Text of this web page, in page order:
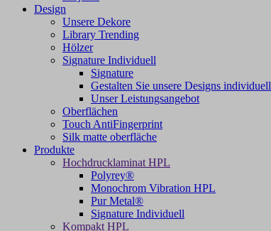
Design
Unsere Dekore
Library Trending
Hölzer
Signature Individuell
Signature
Gestalten Sie unsere Designs individuell
Unser Leistungsangebot
Oberflächen
Touch AntiFingerprint
Silk matte oberfläche
Produkte
Hochdrucklaminat HPL
Polyrey®
Monochrom Vibration HPL
Pur Metal®
Signature Individuell
Kompakt HPL